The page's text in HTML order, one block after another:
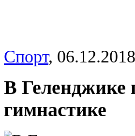
Спорт,
В Геленджике
гимнастике